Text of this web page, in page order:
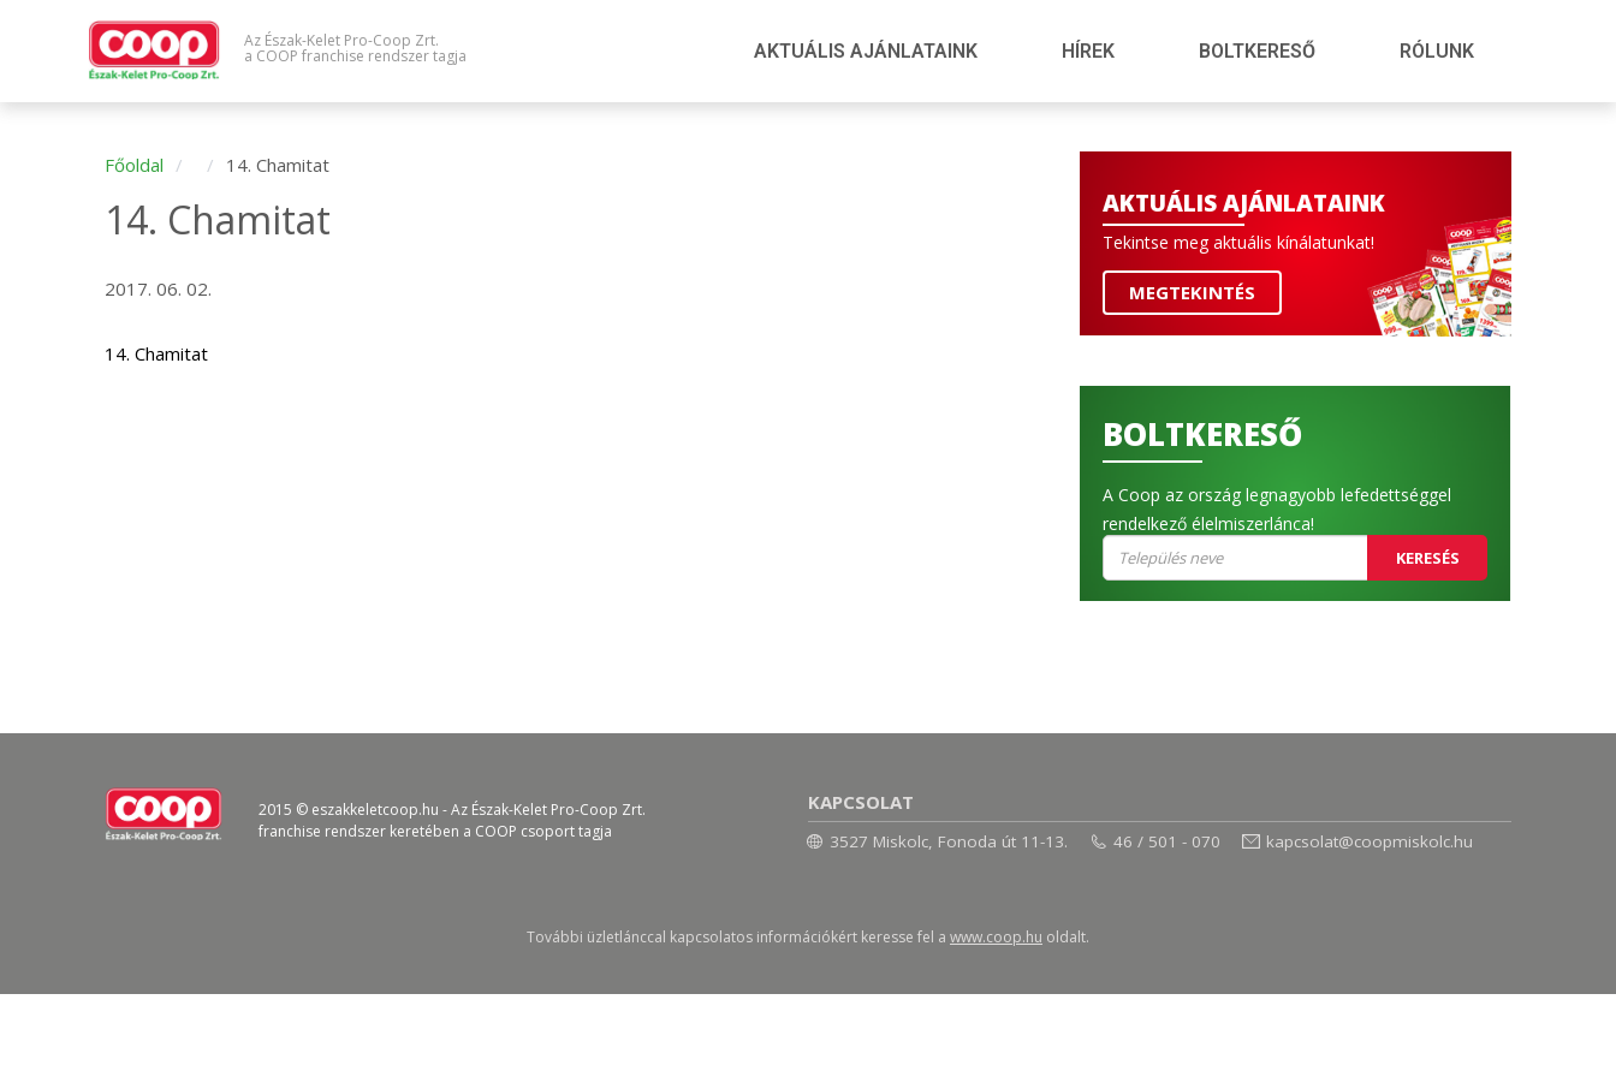
Az Észak-Kelet Pro-Coop Zrt.
a COOP franchise rendszer tagja AKTUÁLIS AJÁNLATAINK HÍREK BOLTKERESŐ RÓLUNK
AKTUÁLIS AJÁNLATAINK
Tekintse meg aktuális kínálatunkat!
MEGTEKINTÉS
BOLTKERESŐ
A Coop az ország legnagyobb lefedettséggel
rendelkező élelmiszerlánca!
KERESÉS
Főoldal 14. Chamitat
14. Chamitat
2017. 06. 02.
14. Chamitat
2015 © eszakkeletcoop.hu - Az Észak-Kelet Pro-Coop Zrt.
franchise rendszer keretében a COOP csoport tagja
KAPCSOLAT
3527 Miskolc, Fonoda út 11-13. 46 / 501 - 070 kapcsolat@coopmiskolc.hu
További üzletlánccal kapcsolatos információkért keresse fel a www.coop.hu oldalt.